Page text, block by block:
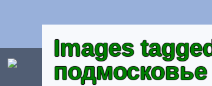
Images